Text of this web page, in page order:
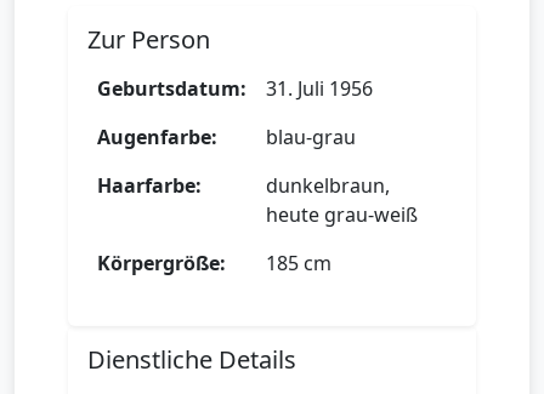
Zur Person
Geburtsdatum:
31. Juli 1956
Augenfarbe:
blau-grau
Haarfarbe:
dunkelbraun,
heute grau-weiß
Körpergröße:
185 cm
Dienstliche Details